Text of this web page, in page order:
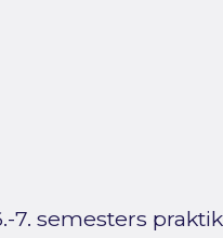
7. semesters